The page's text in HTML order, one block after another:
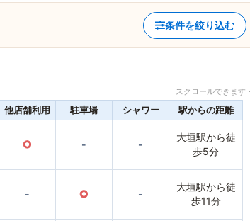
条件を絞り込む
スクロールできま
他店舗利用 駐車場 シャワー 駅からの距離
○ - -
大垣駅から徒
歩5分
- ○ -
大垣駅から徒
歩11分